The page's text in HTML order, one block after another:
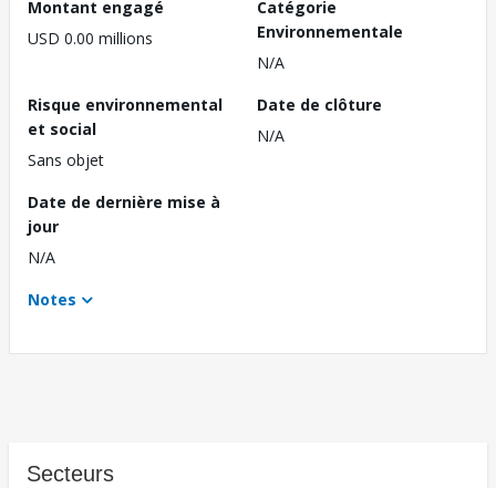
Montant engagé
USD 0.00 millions
Catégorie
Environnementale
N/A
Risque environnemental
et social
Sans objet
Date de clôture
N/A
Date de dernière mise à
jour
N/A
Notes
Secteurs